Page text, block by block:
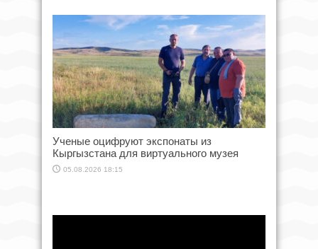
Ученые оцифруют экспонаты из
Кыргызстана для виртуального музея
05.08.2026 18:15